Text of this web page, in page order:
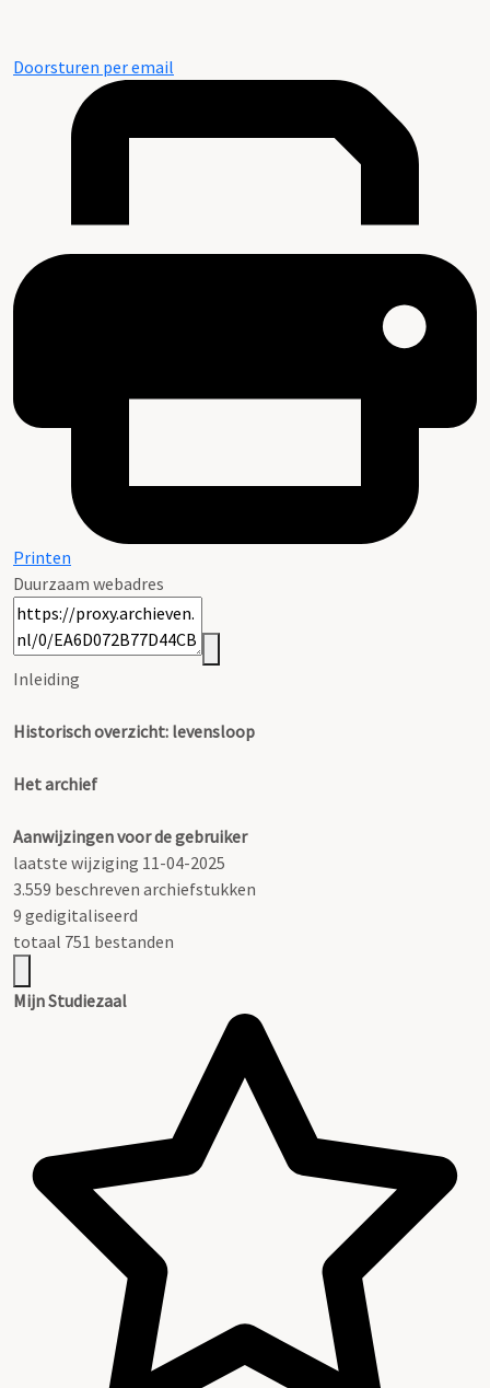
Doorsturen per email
Printen
Duurzaam webadres
Inleiding
Historisch overzicht: levensloop
Het archief
Aanwijzingen voor de gebruiker
laatste wijziging 11-04-2025
3.559 beschreven archiefstukken
9 gedigitaliseerd
totaal 751 bestanden
Mijn Studiezaal